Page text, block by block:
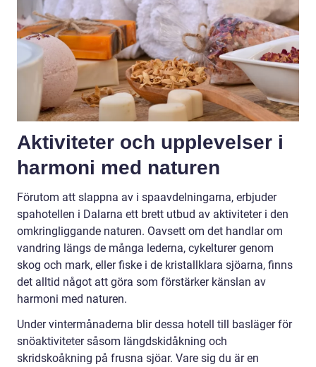
Aktiviteter och upplevelser i
harmoni med naturen
Förutom att slappna av i spaavdelningarna, erbjuder
spahotellen i Dalarna ett brett utbud av aktiviteter i den
omkringliggande naturen. Oavsett om det handlar om
vandring längs de många lederna, cykelturer genom
skog och mark, eller fiske i de kristallklara sjöarna, finns
det alltid något att göra som förstärker känslan av
harmoni med naturen.
Under vintermånaderna blir dessa hotell till basläger för
snöaktiviteter såsom längdskidåkning och
skridskoåkning på frusna sjöar. Vare sig du är en